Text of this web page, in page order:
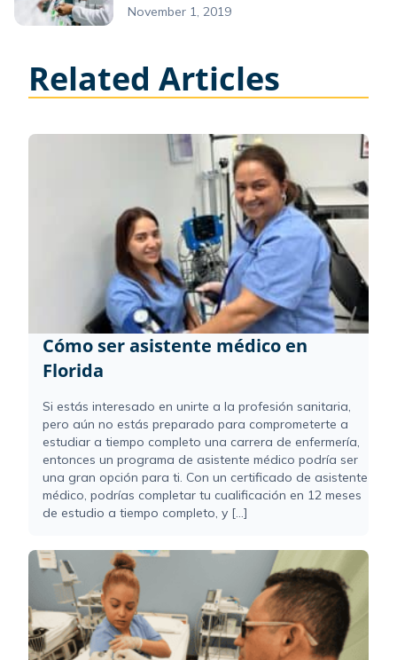
November 1, 2019
Related Articles
Cómo ser asistente médico en
Florida
Si estás interesado en unirte a la profesión sanitaria,
pero aún no estás preparado para comprometerte a
estudiar a tiempo completo una carrera de enfermería,
entonces un programa de asistente médico podría ser
una gran opción para ti. Con un certificado de asistente
médico, podrías completar tu cualificación en 12 meses
de estudio a tiempo completo, y [...]